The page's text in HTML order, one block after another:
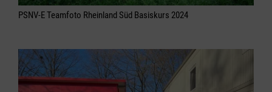
PSNV-E Teamfoto Rheinland Süd Basiskurs 2024